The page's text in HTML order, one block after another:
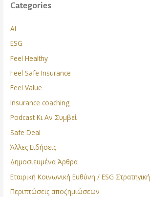
Categories
AI
ESG
Feel Healthy
Feel Safe Insurance
Feel Value
Insurance coaching
Podcast Κι Αν Συμβεί
Safe Deal
Άλλες Ειδήσεις
Δημοσιευμένα Άρθρα
Εταιρική Κοινωνική Ευθύνη / ESG Στρατηγική
Περιπτώσεις αποζημιώσεων